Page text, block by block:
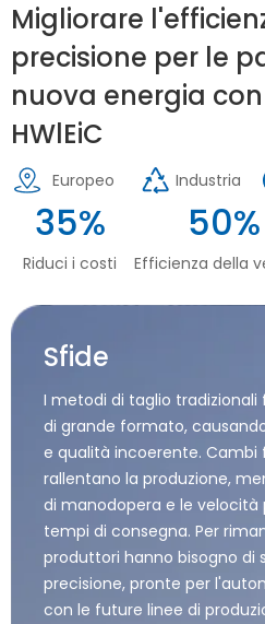
Migliorare
precisione per le
nuova energia con
HWlEiC
Europeo Industria
35%
Riduci i costi
50%
Efficienza della
Sfide
I metodi di taglio
di grande formato,
e qualità incoerente. Cambi
rallentano la produzione,
di manodopera e le velocità
tempi di consegna. Per
produttori hanno bisogno di
precisione, pronte per
con le future linee di